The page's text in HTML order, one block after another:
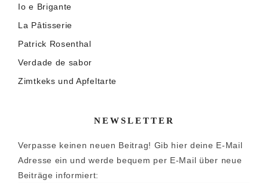
Io e Brigante
La Pâtisserie
Patrick Rosenthal
Verdade de sabor
Zimtkeks und Apfeltarte
NEWSLETTER
Verpasse keinen neuen Beitrag! Gib hier deine E-Mail
Adresse ein und werde bequem per E-Mail über neue
Beiträge informiert: